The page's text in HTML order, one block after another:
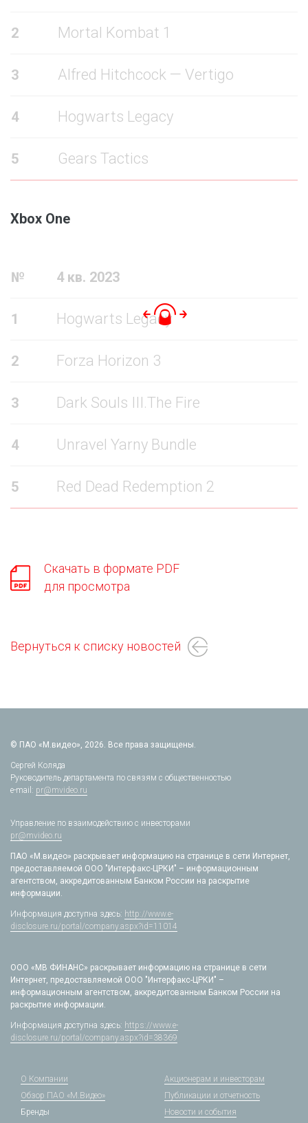
2 Mortal Kombat 1
3 Alfred Hitchcock — Vertigo
4 Hogwarts Legacy
5 Gears Tactics
Xbox One
№ 4 кв. 2023
1 Hogwarts Legacy
2 Forza Horizon 3
3 Dark Souls III.The Fire
4 Unravel Yarny Bundle
5 Red Dead Redemption 2
Скачать в формате PDF
для просмотра
Вернуться к списку новостей
© ПАО «М.видео», 2026. Все права защищены.
Сергей Коляда
Руководитель департамента по связям с общественностью
e-mail: pr@mvideo.ru
Управление по взаимодействию с инвесторами
pr@mvideo.ru
ПАО «М.видео» раскрывает информацию на странице в сети Интернет,
предоставляемой ООО "Интерфакс-ЦРКИ" – информационным
агентством, аккредитованным Банком России на раскрытие
информации.
Информация доступна здесь: http://www.e-
disclosure.ru/portal/company.aspx?id=11014
ООО «МВ ФИНАНС» раскрывает информацию на странице в сети
Интернет, предоставляемой ООО "Интерфакс-ЦРКИ" –
информационным агентством, аккредитованным Банком России на
раскрытие информации.
Информация доступна здесь: https://www.e-
disclosure.ru/portal/company.aspx?id=38369
О Компании
Обзор ПАО «М.Видео»
Бренды
Акционерам и инвесторам
Публикации и отчетность
Новости и события